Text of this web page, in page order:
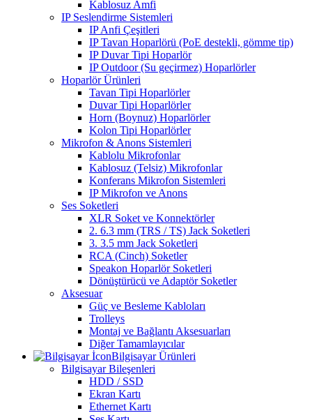
Kablosuz Amfi
IP Seslendirme Sistemleri
IP Anfi Çeşitleri
IP Tavan Hoparlörü (PoE destekli, gömme tip)
IP Duvar Tipi Hoparlör
IP Outdoor (Su geçirmez) Hoparlörler
Hoparlör Ürünleri
Tavan Tipi Hoparlörler
Duvar Tipi Hoparlörler
Horn (Boynuz) Hoparlörler
Kolon Tipi Hoparlörler
Mikrofon & Anons Sistemleri
Kablolu Mikrofonlar
Kablosuz (Telsiz) Mikrofonlar
Konferans Mikrofon Sistemleri
IP Mikrofon ve Anons
Ses Soketleri
XLR Soket ve Konnektörler
2. 6.3 mm (TRS / TS) Jack Soketleri
3. 3.5 mm Jack Soketleri
RCA (Cinch) Soketler
Speakon Hoparlör Soketleri
Dönüştürücü ve Adaptör Soketler
Aksesuar
Güç ve Besleme Kabloları
Trolleys
Montaj ve Bağlantı Aksesuarları
Diğer Tamamlayıcılar
Bilgisayar Ürünleri
Bilgisayar Bileşenleri
HDD / SSD
Ekran Kartı
Ethernet Kartı